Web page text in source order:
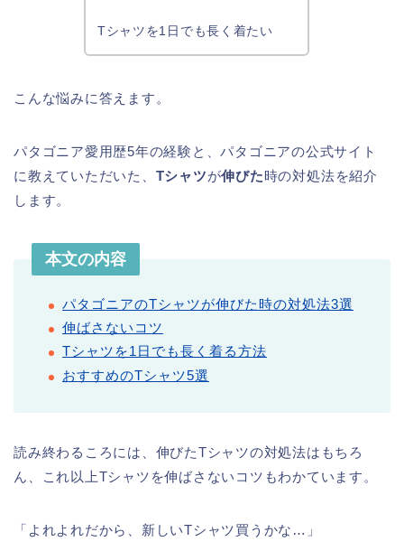
Tシャツを1日でも長く着たい
こんな悩みに答えます。
パタゴニア愛用歴5年の経験と、パタゴニアの公式サイト
に教えていただいた、 Tシャツが伸びた時の対処法を紹介
します。
本文の内容
パタゴニアのTシャツが伸びた時の対処法3選
伸ばさないコツ
Tシャツを1日でも長く着る方法
おすすめのTシャツ5選
読み終わるころには、伸びたTシャツの対処法はもちろ
ん、これ以上Tシャツを伸ばさないコツもわかています。
「よれよれだから、新しいTシャツ買うかな…」